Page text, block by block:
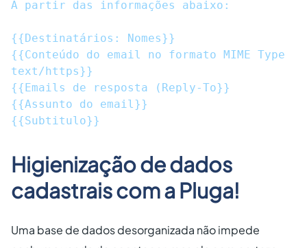
A partir das informações abaixo:
{{Destinatários: Nomes}}
{{Conteúdo do email no formato MIME Type
text/https}}
{{Emails de resposta (Reply-To}}
{{Assunto do email}}
Higienização de dados
cadastrais com a Pluga!
Uma base de dados desorganizada não impede